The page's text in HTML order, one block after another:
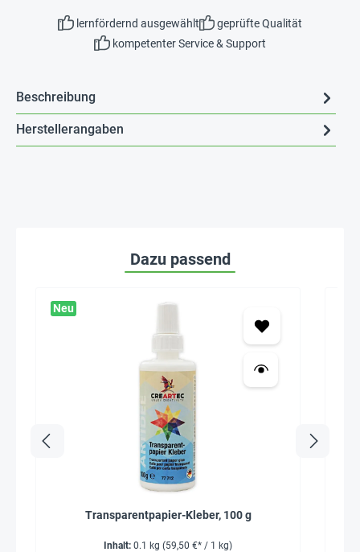
lernfördernd ausgewählt
geprüfte Qualität
kompetenter Service & Support
Beschreibung
Herstellerangaben
Dazu passend
Neu
Transparentpapier-Kleber, 100 g
Inhalt: 0.1 kg (59,50 €* / 1 kg)